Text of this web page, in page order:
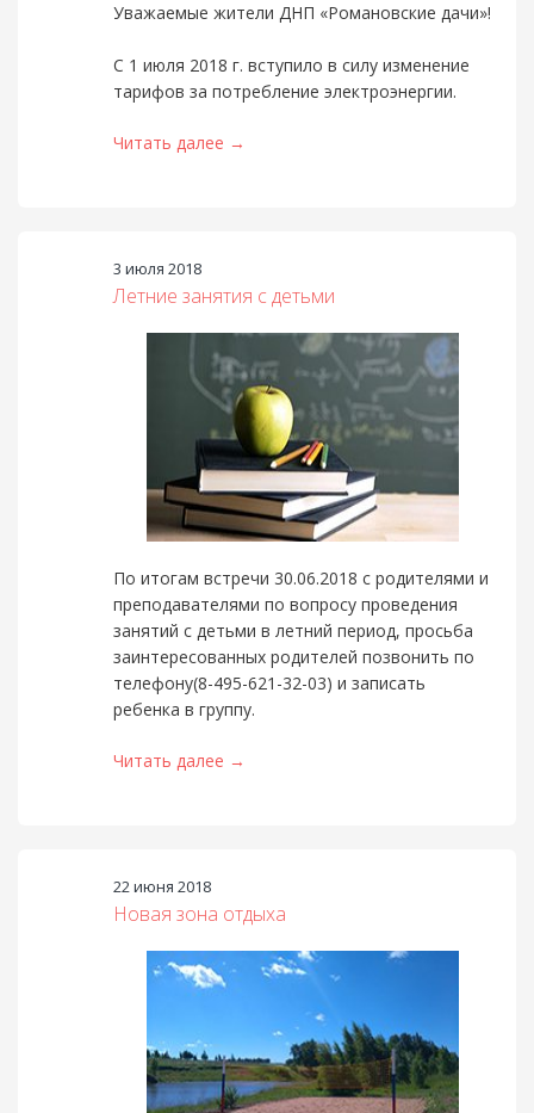
Уважаемые жители ДНП «Романовские дачи»!
С 1 июля 2018 г. вступило в силу изменение
тарифов за потребление электроэнергии.
Читать далее →
3 июля 2018
Летние занятия с детьми
По итогам встречи 30.06.2018 с родителями и
преподавателями по вопросу проведения
занятий с детьми в летний период, просьба
заинтересованных родителей позвонить по
телефону(8-495-621-32-03) и записать
ребенка в группу.
Читать далее →
22 июня 2018
Новая зона отдыха